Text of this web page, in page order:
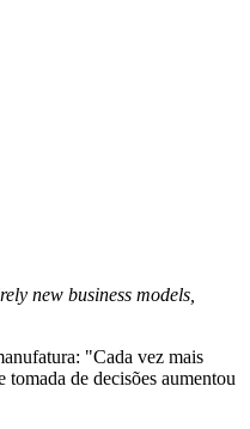
new business models,
"Cada vez mais
tomada de decisões aumentou